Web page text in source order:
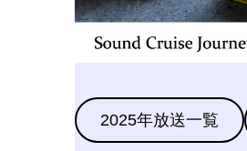
2025年放送一覧